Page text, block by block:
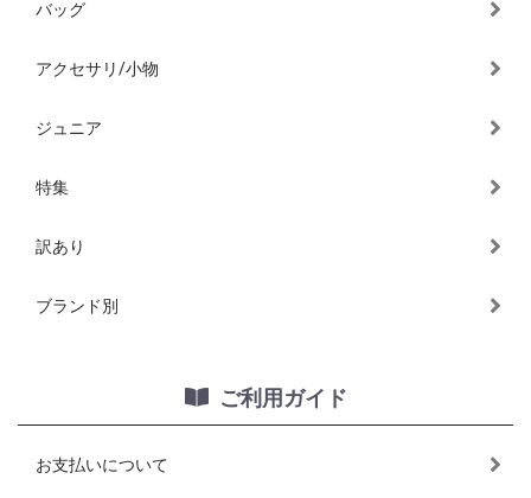
バッグ
アクセサリ/小物
ジュニア
特集
訳あり
ブランド別
ご利用ガイド
お支払いについて